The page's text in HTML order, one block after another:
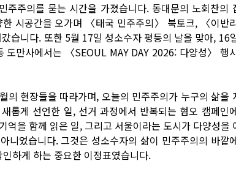
주의를 묻는 시간을 가졌습니다. 동대문의 노회찬의
시공간을 오가며 〈태국 민주주의〉 북토크, 〈이반
습니다. 또한 5월 17일 성소수자 평등의 날을 맞아, 16
만사에서는 〈SEOUL MAY DAY 2026: 다양성〉 행
의 현장들을 따라가며, 오늘의 민주주의가 누구의 삶을
롭게 선언한 일, 선거 과정에서 반복되는 혐오 캠페인
을 함께 읽은 일, 그리고 서울이라는 도시가 다양성을
니었습니다. 그것은 성소수자의 삶이 민주주의의 바깥
하게 하는 중요한 이정표였습니다.